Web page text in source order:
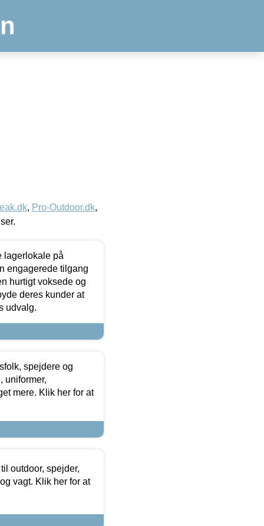
, Pro-Outdoor.dk,
lagerlokale på
engagerede tilgang
hurtigt voksede og
deres kunder at
udvalg.
spejdere og
uniformer,
mere. Klik her for at
outdoor, spejder,
vagt. Klik her for at